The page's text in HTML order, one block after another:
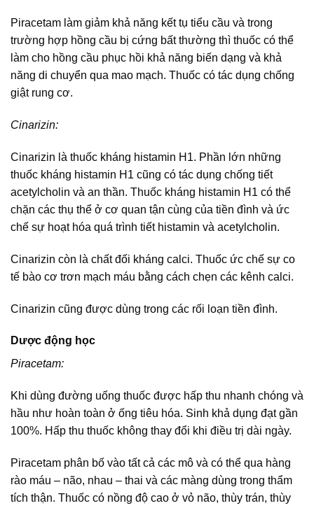
Piracetam làm giảm khả năng kết tụ tiểu cầu và trong
trường hợp hồng cầu bị cứng bất thường thì thuốc có thể
làm cho hồng cầu phục hồi khả năng biến dạng và khả
năng di chuyển qua mao mạch. Thuốc có tác dụng chống
giật rung cơ.
Cinarizin:
Cinarizin là thuốc kháng histamin H1. Phần lớn những
thuốc kháng histamin H1 cũng có tác dụng chống tiết
acetylcholin và an thần. Thuốc kháng histamin H1 có thể
chặn các thụ thể ở cơ quan tận cùng của tiền đình và ức
chế sự hoạt hóa quá trình tiết histamin và acetylcholin.
Cinarizin còn là chất đối kháng calci. Thuốc ức chế sự co
tế bào cơ trơn mạch máu bằng cách chẹn các kênh calci.
Cinarizin cũng được dùng trong các rối loạn tiền đình.
Dược động học
Piracetam:
Khi dùng đường uống thuốc được hấp thu nhanh chóng và
hầu như hoàn toàn ở ống tiêu hóa. Sinh khả dụng đạt gần
100%. Hấp thu thuốc không thay đổi khi điều trị dài ngày.
Piracetam phân bố vào tất cả các mô và có thể qua hàng
rào máu – não, nhau – thai và các màng dùng trong thẩm
tích thận. Thuốc có nồng độ cao ở vỏ não, thùy trán, thùy